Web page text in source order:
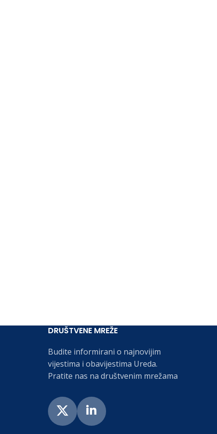
DRUŠTVENE MREŽE
Budite informirani o najnovijim
vijestima i obavijestima Ureda.
Pratite nas na društvenim mrežama